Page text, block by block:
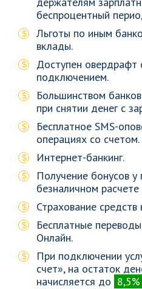
беспроцентный
Льготы по иным
вклады.
Доступен овердрафт
подключением.
Большинством
при снятии денег с
Бесплатное SMS-
операциях со счетом.
Интернет-банкинг.
Получение бонусов у
безналичном
Страхование средств
Бесплатные
Онлайн.
При подключении
счет», на остаток
начисляется до 8,5%